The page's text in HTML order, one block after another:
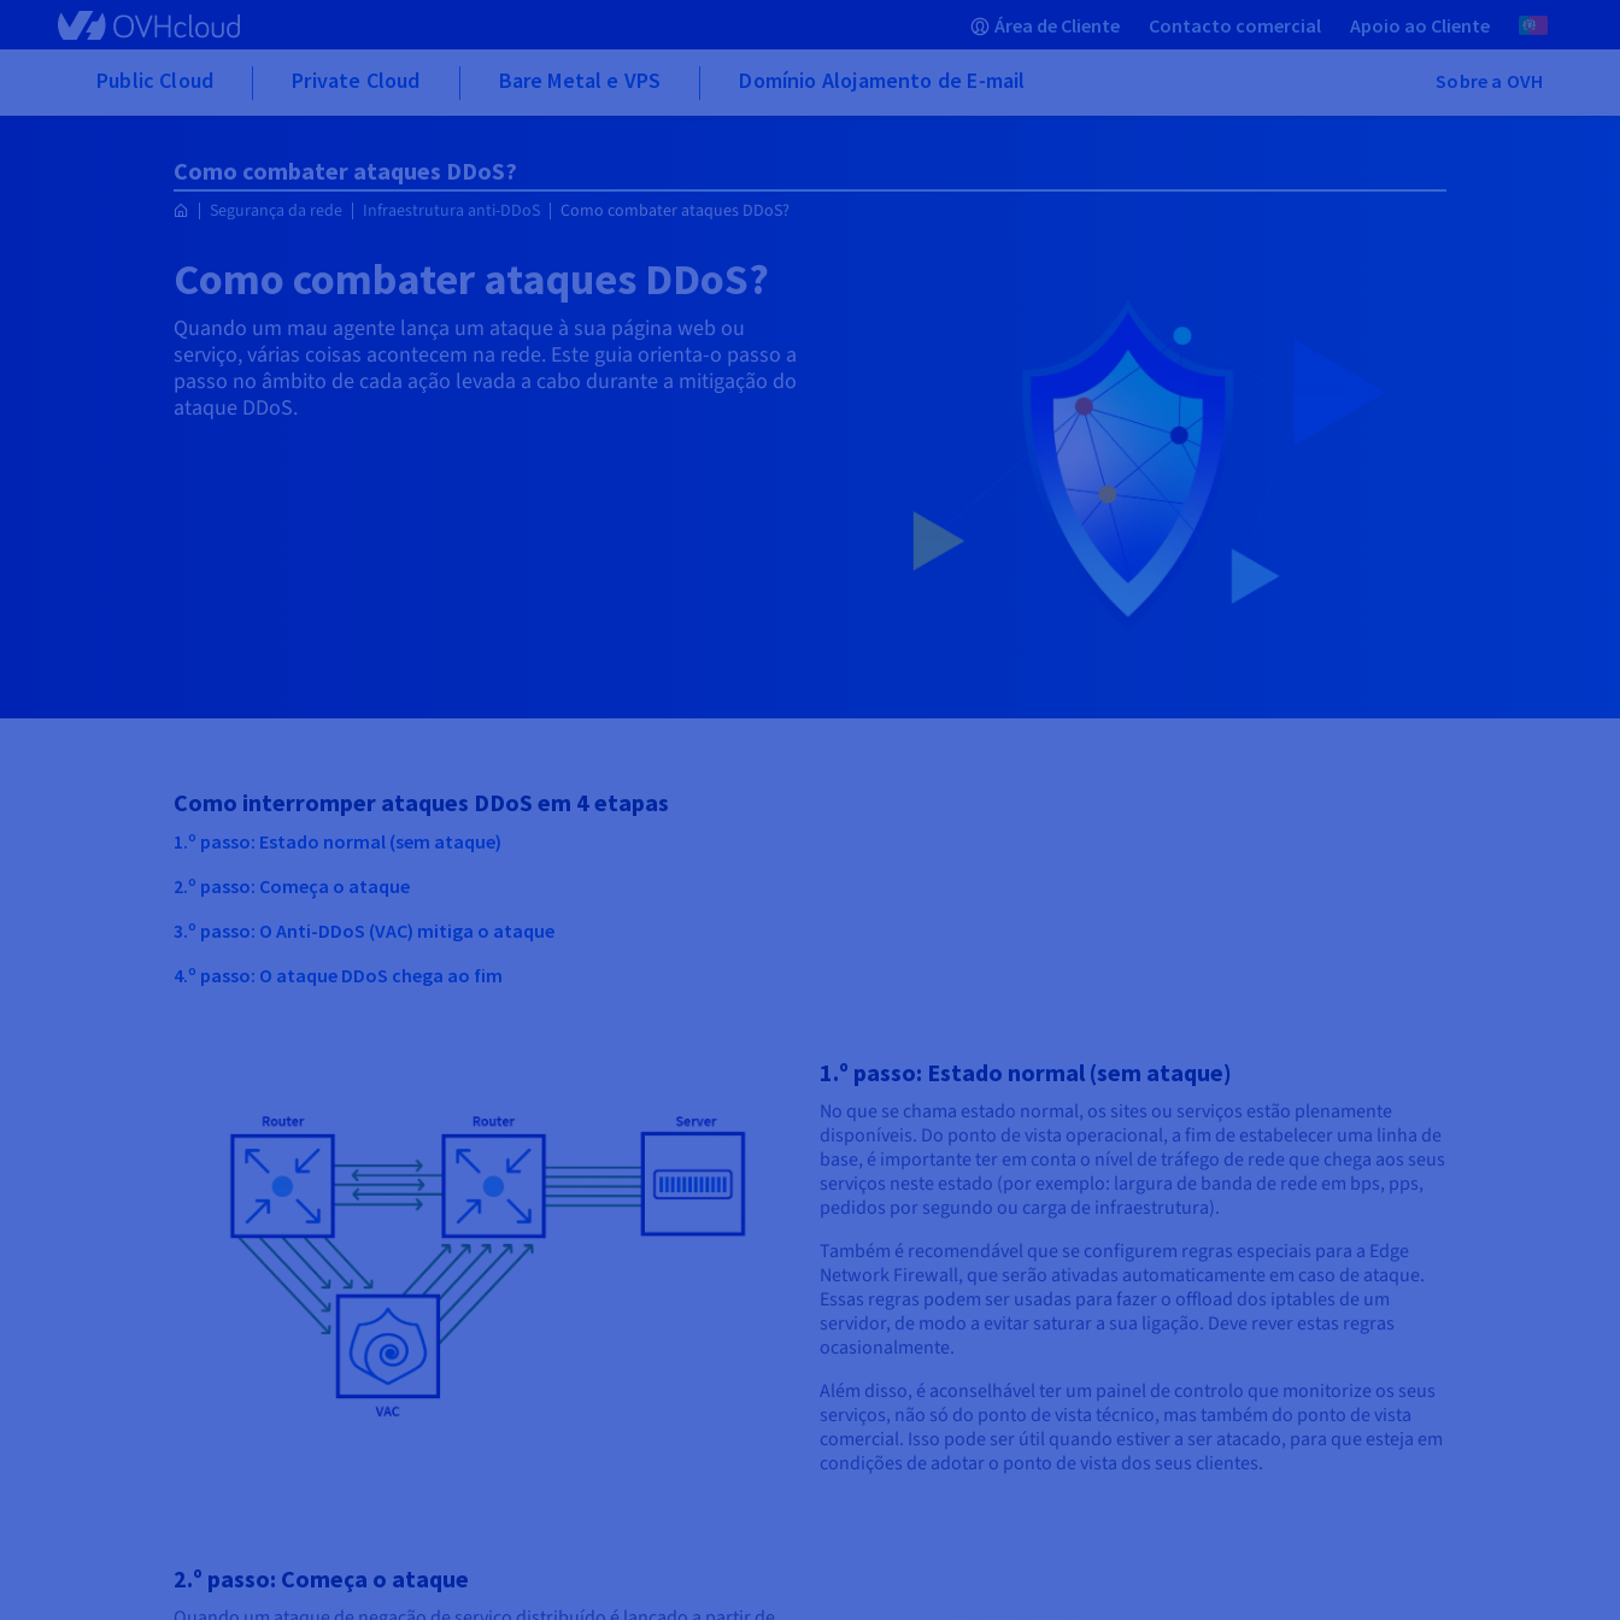
Skip to main content Área de Cliente Contacto comercial Apoio ao Cliente
Public Cloud Private Cloud Bare Metal e VPS Domínio Alojamento de E-mail Sobre a OVH
Como combater ataques DDoS?
Segurança da rede Infraestrutura anti-DDoS Como combater ataques DDoS?
Como combater ataques DDoS?
Quando um mau agente lança um ataque à sua página web ou
serviço, várias coisas acontecem na rede. Este guia orienta-o passo a
passo no âmbito de cada ação levada a cabo durante a mitigação do
ataque DDoS.
Como interromper ataques DDoS em 4 etapas
1.º passo: Estado normal (sem ataque)
2.º passo: Começa o ataque
3.º passo: O Anti-DDoS (VAC) mitiga o ataque
4.º passo: O ataque DDoS chega ao fim
1.º passo: Estado normal (sem ataque)
No que se chama estado normal, os sites ou serviços estão plenamente
disponíveis. Do ponto de vista operacional, a fim de estabelecer uma linha de
base, é importante ter em conta o nível de tráfego de rede que chega aos seus
serviços neste estado (por exemplo: largura de banda de rede em bps, pps,
pedidos por segundo ou carga de infraestrutura).
Também é recomendável que se configurem regras especiais para a Edge
Network Firewall, que serão ativadas automaticamente em caso de ataque.
Essas regras podem ser usadas para fazer o offload dos iptables de um
servidor, de modo a evitar saturar a sua ligação. Deve rever estas regras
ocasionalmente.
Além disso, é aconselhável ter um painel de controlo que monitorize os seus
serviços, não só do ponto de vista técnico, mas também do ponto de vista
comercial. Isso pode ser útil quando estiver a ser atacado, para que esteja em
condições de adotar o ponto de vista dos seus clientes.
2.º passo: Começa o ataque